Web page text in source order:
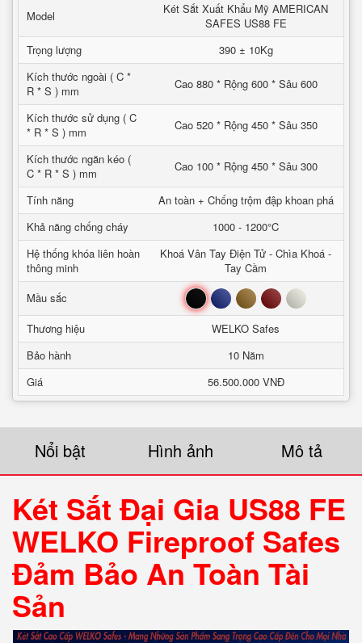
Model
Két Sắt Xuất Khẩu Mỹ AMERICAN
SAFES US88 FE
Trọng lượng
390 ± 10Kg
Kích thước ngoài ( C *
R * S ) mm
Cao 880 * Rộng 600 * Sâu 600
Kích thước sử dụng ( C
* R * S ) mm
Cao 520 * Rộng 450 * Sâu 350
Kích thước ngăn kéo (
C * R * S ) mm
Cao 100 * Rộng 450 * Sâu 300
Tính năng
An toàn + Chống trộm đập khoan phá
Khả năng chống cháy
1000 - 1200°C
Hệ thống khóa liên hoàn
thông minh
Khoá Vân Tay Điện Tử - Chìa Khoá -
Tay Cầm
Mầu sắc
Đen Xanh Nâu Đỏ Trắng
Thương hiệu
WELKO Safes
Bảo hành
10 Năm
Giá
56.500.000 VNĐ
Nổi bật Hình ảnh Mô tả
Két Sắt Đại Gia US88 FE
WELKO Fireproof Safes
Đảm Bảo An Toàn Tài
Sản